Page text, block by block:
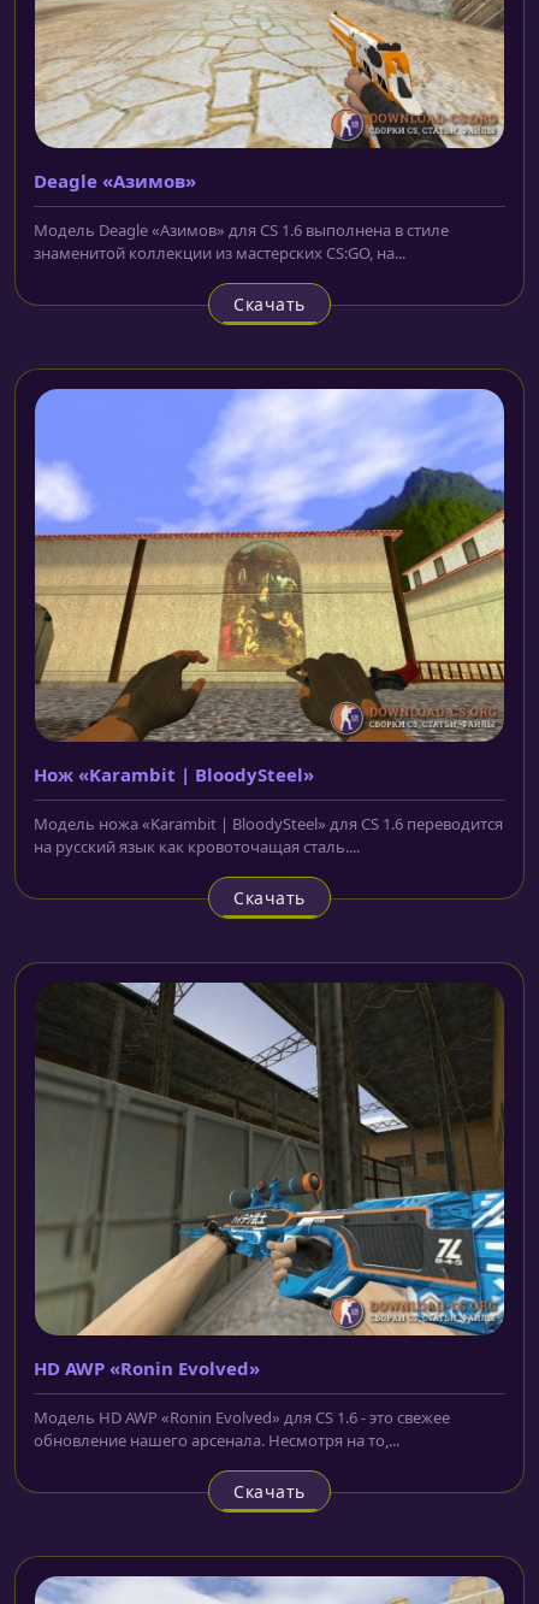
Deagle «Азимов»
Модель Deagle «Азимов» для CS 1.6 выполнена в стиле
знаменитой коллекции из мастерских CS:GO, на...
Скачать
Нож «Karambit | BloodySteel»
Модель ножа «Karambit | BloodySteel» для CS 1.6 переводится
на русский язык как кровоточащая сталь....
Скачать
HD AWP «Ronin Evolved»
Модель HD AWP «Ronin Evolved» для CS 1.6 - это свежее
обновление нашего арсенала. Несмотря на то,...
Скачать